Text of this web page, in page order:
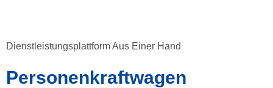
Dienstleistungsplattform Aus Einer Hand
Personenkraftwagen